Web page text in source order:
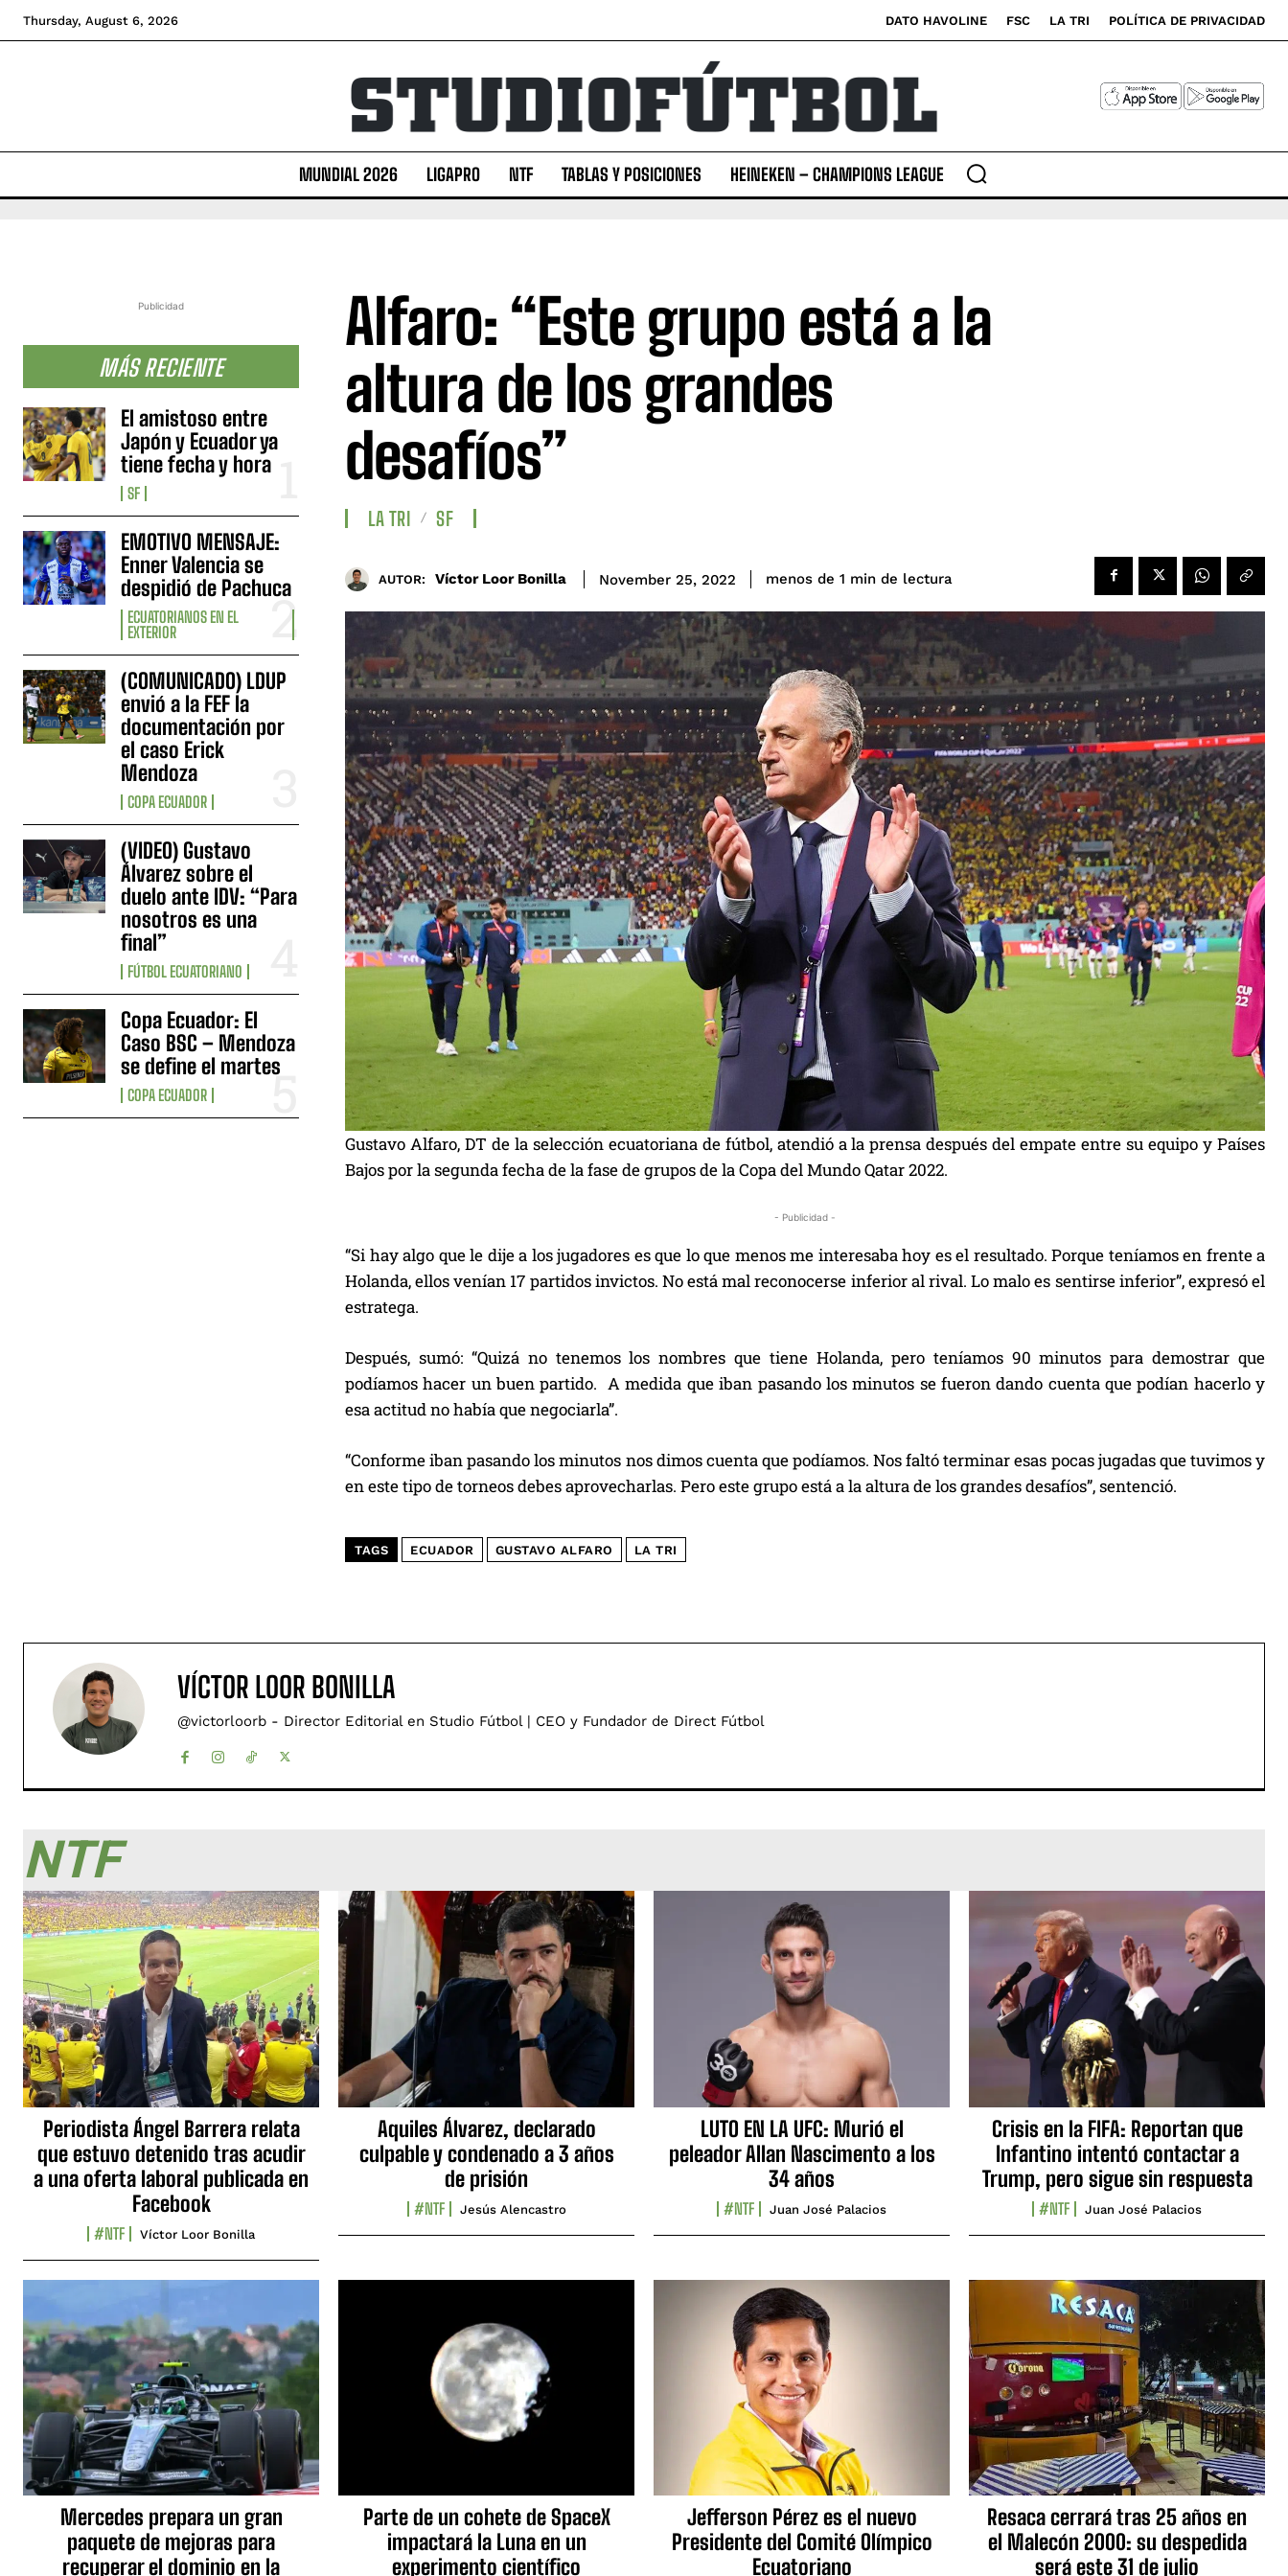
Thursday, August 6, 2026 DATO HAVOLINE FSC LA TRI POLÍTICA DE PRIVACIDAD
MUNDIAL 2026 LIGAPRO NTF TABLAS Y POSICIONES HEINEKEN – CHAMPIONS LEAGUE
Publicidad
MÁS RECIENTE
El amistoso entre
Japón y Ecuador ya
tiene fecha y hora
SF
EMOTIVO MENSAJE:
Enner Valencia se
despidió de Pachuca
ECUATORIANOS EN EL
EXTERIOR
(COMUNICADO) LDUP
envió a la FEF la
documentación por
el caso Erick
Mendoza
COPA ECUADOR
(VIDEO) Gustavo
Álvarez sobre el
duelo ante IDV: “Para
nosotros es una
final”
FÚTBOL ECUATORIANO
Copa Ecuador: El
Caso BSC – Mendoza
se define el martes
COPA ECUADOR
Alfaro: “Este grupo está a la
altura de los grandes
desafíos”
LA TRI SF
AUTOR: Víctor Loor Bonilla November 25, 2022 menos de 1 min de lectura
Gustavo Alfaro, DT de la selección ecuatoriana de fútbol, atendió a la prensa después del empate entre su equipo y Países
Bajos por la segunda fecha de la fase de grupos de la Copa del Mundo Qatar 2022.
- Publicidad -
“Si hay algo que le dije a los jugadores es que lo que menos me interesaba hoy es el resultado. Porque teníamos en frente a
Holanda, ellos venían 17 partidos invictos. No está mal reconocerse inferior al rival. Lo malo es sentirse inferior”, expresó el
estratega.
Después, sumó: “Quizá no tenemos los nombres que tiene Holanda, pero teníamos 90 minutos para demostrar que
podíamos hacer un buen partido. A medida que iban pasando los minutos se fueron dando cuenta que podían hacerlo y
esa actitud no había que negociarla”.
“Conforme iban pasando los minutos nos dimos cuenta que podíamos. Nos faltó terminar esas pocas jugadas que tuvimos y
en este tipo de torneos debes aprovecharlas. Pero este grupo está a la altura de los grandes desafíos”, sentenció.
TAGS ECUADOR GUSTAVO ALFARO LA TRI
VÍCTOR LOOR BONILLA
@victorloorb - Director Editorial en Studio Fútbol | CEO y Fundador de Direct Fútbol
NTF
Periodista Ángel Barrera relata
que estuvo detenido tras acudir
a una oferta laboral publicada en
Facebook
#NTF Víctor Loor Bonilla
Aquiles Álvarez, declarado
culpable y condenado a 3 años
de prisión
#NTF Jesús Alencastro
LUTO EN LA UFC: Murió el
peleador Allan Nascimento a los
34 años
#NTF Juan José Palacios
Crisis en la FIFA: Reportan que
Infantino intentó contactar a
Trump, pero sigue sin respuesta
#NTF Juan José Palacios
Mercedes prepara un gran
paquete de mejoras para
recuperar el dominio en la
Parte de un cohete de SpaceX
impactará la Luna en un
experimento científico
Jefferson Pérez es el nuevo
Presidente del Comité Olímpico
Ecuatoriano
Resaca cerrará tras 25 años en
el Malecón 2000: su despedida
será este 31 de julio